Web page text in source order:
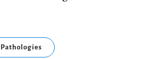
Pathologies